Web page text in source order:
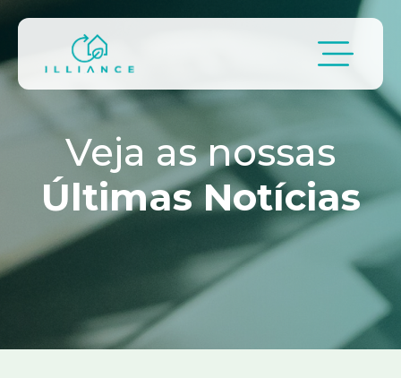
Veja as nossas
Últimas Notícias